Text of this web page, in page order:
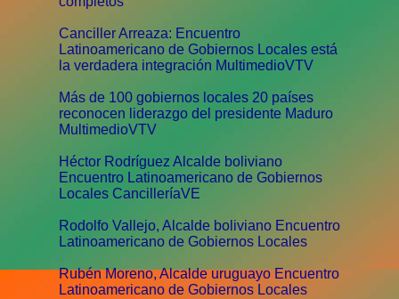
Canciller Arreaza: Encuentro
Latinoamericano de Gobiernos Locales está
la verdadera integración MultimedioVTV
Más de 100 gobiernos locales 20 países
reconocen liderazgo del presidente Maduro
MultimedioVTV
Héctor Rodríguez Alcalde boliviano
Encuentro Latinoamericano de Gobiernos
Locales CancilleríaVE
Rodolfo Vallejo, Alcalde boliviano Encuentro
Latinoamericano de Gobiernos Locales
Rubén Moreno, Alcalde uruguayo Encuentro
Latinoamericano de Gobiernos Locales